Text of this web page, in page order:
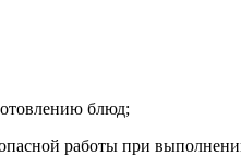
блюд;
работы при